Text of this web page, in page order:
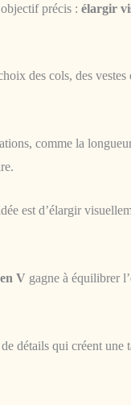
précis : élargir
des cols, des vestes
comme la
est d’élargir
V gagne à équilibrer
détails qui créent une